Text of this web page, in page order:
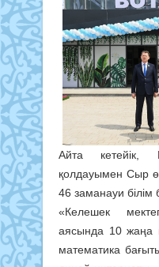
Айта кетейік,
қолдауымен Сыр
46 заманауи
«Келешек
аясында 10 жаңа
математика